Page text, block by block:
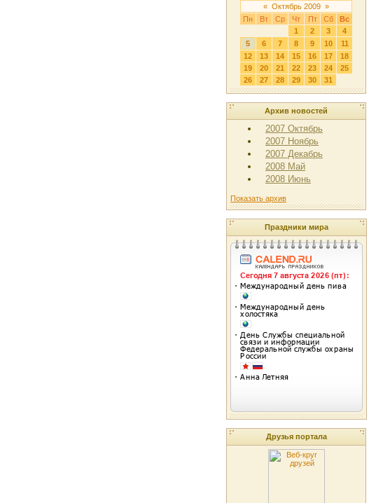
« Октябрь 2009 »
Пн
Вт Ср Чт Пт Сб
Вс
1
2 3
4
5
6 7 8 9 10
11
12
13 14 15 16 17
18
19
20 21 22 23 24
25
26
27 28 29 30 31
Архив новостей
2007 Октябрь
2007 Ноябрь
2007 Декабрь
2008 Май
2008 Июнь
Показать архив
Праздники мира
Друзья портала